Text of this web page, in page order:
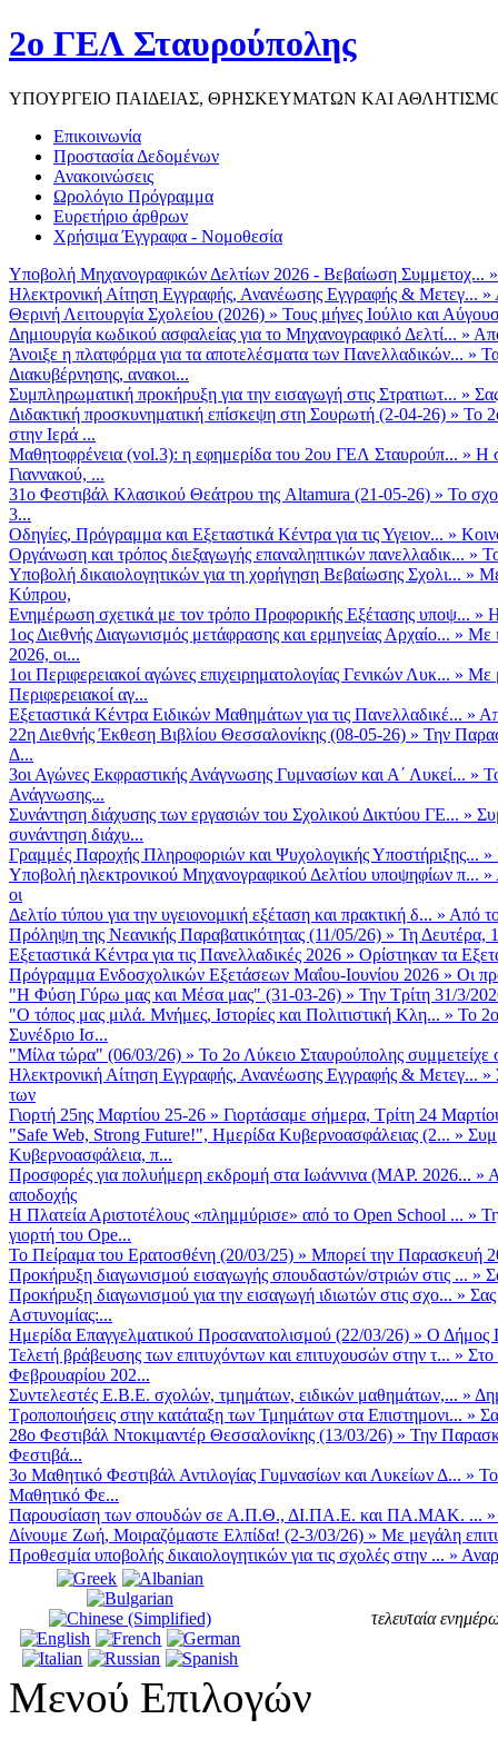
2ο ΓΕΛ Σταυρούπολης
ΥΠΟΥΡΓΕΙΟ ΠΑΙΔΕΙΑΣ, ΘΡΗΣΚΕΥΜΑΤΩΝ ΚΑΙ
Επικοινωνία
Προστασία Δεδομένων
Ανακοινώσεις
Ωρολόγιο Πρόγραμμα
Ευρετήριο άρθρων
Χρήσιμα Έγγραφα - Νομοθεσία
Υποβολή Μηχανογραφικών Δελτίων 2026 - Βεβαίωση Συμμετοχ...
Ηλεκτρονική Αίτηση Εγγραφής, Ανανέωσης Εγγραφής & Μετεγ... »
Θερινή Λειτουργία Σχολείου (2026) » Τους μήνες Ιούλιο και
Δημιουργία κωδικού ασφαλείας για το Μηχανογραφικό Δελτί... »
Άνοιξε η πλατφόρμα για τα αποτελέσματα των Πανελλαδικών... »
Διακυβέρνησης, ανακοι...
Συμπληρωματική προκήρυξη για την εισαγωγή στις Στρατιωτ... »
Διδακτική προσκυνηματική επίσκεψη στη Σουρωτή (2-04-26) » Το
στην Ιερά ...
Μαθητοφρένεια (vol.3): η εφημερίδα του 2ου ΓΕΛ Σταυρούπ... » Η
Γιαννακού, ...
31ο Φεστιβάλ Κλασικού Θεάτρου της Altamura (21-05-26) » Το
3...
Οδηγίες, Πρόγραμμα και Εξεταστικά Κέντρα για τις Υγειον... »
Οργάνωση και τρόπος διεξαγωγής επαναληπτικών πανελλαδικ... »
Υποβολή δικαιολογητικών για τη χορήγηση Βεβαίωσης Σχολι... »
Κύπρου,
Ενημέρωση σχετικά με τον τρόπο Προφορικής Εξέτασης υποψ... »
1ος Διεθνής Διαγωνισμός μετάφρασης και ερμηνείας Αρχαίο... » Με
2026, οι...
1οι Περιφερειακοί αγώνες επιχειρηματολογίας Γενικών Λυκ... » Με
Περιφερειακοί αγ...
Εξεταστικά Κέντρα Ειδικών Μαθημάτων για τις Πανελλαδικέ... »
22η Διεθνής Έκθεση Βιβλίου Θεσσαλονίκης (08-05-26) » Την
Δ...
3οι Αγώνες Εκφραστικής Ανάγνωσης Γυμνασίων και Α΄ Λυκεί... »
Ανάγνωσης...
Συνάντηση διάχυσης των εργασιών του Σχολικού Δικτύου ΓΕ... »
συνάντηση διάχυ...
Γραμμές Παροχής Πληροφοριών και Ψυχολογικής Υποστήριξης... »
Υποβολή ηλεκτρονικού Μηχανογραφικού Δελτίου υποψηφίων π... »
οι
Δελτίο τύπου για την υγειονομική εξέταση και πρακτική δ... » Από
Πρόληψη της Νεανικής Παραβατικότητας (11/05/26) » Τη Δευτέρα,
Εξεταστικά Κέντρα για τις Πανελλαδικές 2026 » Ορίστηκαν τα
Πρόγραμμα Ενδοσχολικών Εξετάσεων Μαΐου-Ιουνίου 2026 » Οι
"Η Φύση Γύρω μας και Μέσα μας" (31-03-26) » Την Τρίτη 31/3/
"Ο τόπος μας μιλά. Μνήμες, Ιστορίες και Πολιτιστική Κλη... » Το
Συνέδριο Ισ...
"Μίλα τώρα" (06/03/26) » Το 2ο Λύκειο Σταυρούπολης
Ηλεκτρονική Αίτηση Εγγραφής, Ανανέωσης Εγγραφής & Μετεγ... »
των
Γιορτή 25ης Μαρτίου 25-26 » Γιορτάσαμε σήμερα, Τρίτη 24
"Safe Web, Strong Future!", Ημερίδα Κυβερνοασφάλειας (2... »
Κυβερνοασφάλεια, π...
Προσφορές για πολυήμερη εκδρομή στα Ιωάννινα (ΜΑΡ. 2026... »
αποδοχής
Η Πλατεία Αριστοτέλους «πλημμύρισε» από το Open School ... »
γιορτή του Ope...
Το Πείραμα του Ερατοσθένη (20/03/25) » Μπορεί την Παρασκευή
Προκήρυξη διαγωνισμού εισαγωγής σπουδαστών/στριών στις ... »
Προκήρυξη διαγωνισμού για την εισαγωγή ιδιωτών στις σχο... » Σας
Αστυνομίας:...
Ημερίδα Επαγγελματικού Προσανατολισμού (22/03/26) » Ο Δήμος
Τελετή βράβευσης των επιτυχόντων και επιτυχουσών στην τ... » Στο
Φεβρουαρίου 202...
Συντελεστές Ε.Β.Ε. σχολών, τμημάτων, ειδικών μαθημάτων,... »
Τροποποιήσεις στην κατάταξη των Τμημάτων στα Επιστημονι... »
28ο Φεστιβάλ Ντοκιμαντέρ Θεσσαλονίκης (13/03/26) » Την
Φεστιβά...
3ο Μαθητικό Φεστιβάλ Αντιλογίας Γυμνασίων και Λυκείων Δ... »
Μαθητικό Φε...
Παρουσίαση των σπουδών σε Α.Π.Θ., ΔΙ.ΠΑ.Ε. και ΠΑ.ΜΑΚ. ...
Δίνουμε Ζωή, Μοιραζόμαστε Ελπίδα! (2-3/03/26) » Με μεγάλη
Προθεσμία υποβολής δικαιολογητικών για τις σχολές στην ... »
τελευταία
Μενού Επιλογών